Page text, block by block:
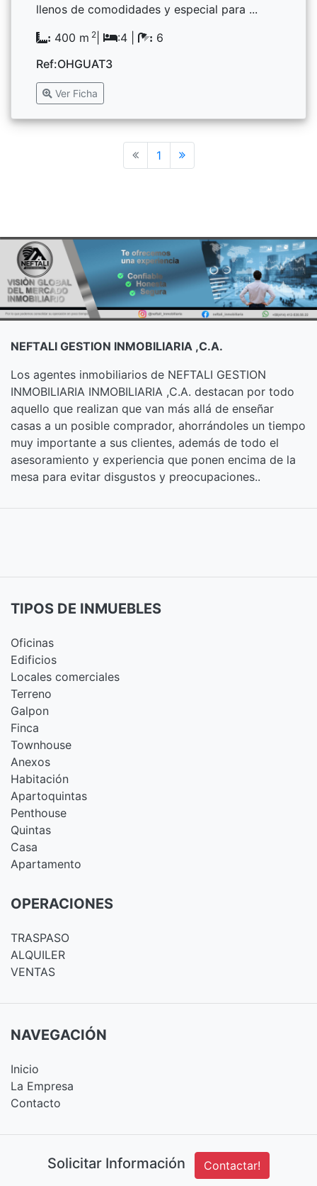
llenos de comodidades y especial para ...
: 400 m 2 :4 | : 6
Ref:OHGUAT3
Ver Ficha
1
NEFTALI GESTION INMOBILIARIA ,C.A.
Los agentes inmobiliarios de NEFTALI GESTION
INMOBILIARIA INMOBILIARIA ,C.A. destacan por todo
aquello que realizan que van más allá de enseñar
casas a un posible comprador, ahorrándoles un tiempo
muy importante a sus clientes, además de todo el
asesoramiento y experiencia que ponen encima de la
mesa para evitar disgustos y preocupaciones..
TIPOS DE INMUEBLES
Oficinas
Edificios
Locales comerciales
Terreno
Galpon
Finca
Townhouse
Anexos
Habitación
Apartoquintas
Penthouse
Quintas
Casa
Apartamento
OPERACIONES
TRASPASO
ALQUILER
VENTAS
NAVEGACIÓN
Inicio
La Empresa
Contacto
Solicitar Información Contactar!